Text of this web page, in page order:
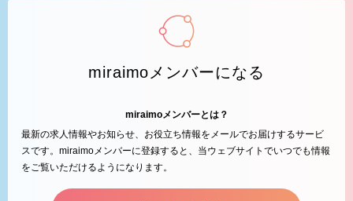
miraimoメンバーになる
miraimoメンバーとは？
最新の求人情報やお知らせ、お役立ち情報をメールでお届けするサービ
スです。miraimoメンバーに登録すると、当ウェブサイトでいつでも情報
をご覧いただけるようになります。